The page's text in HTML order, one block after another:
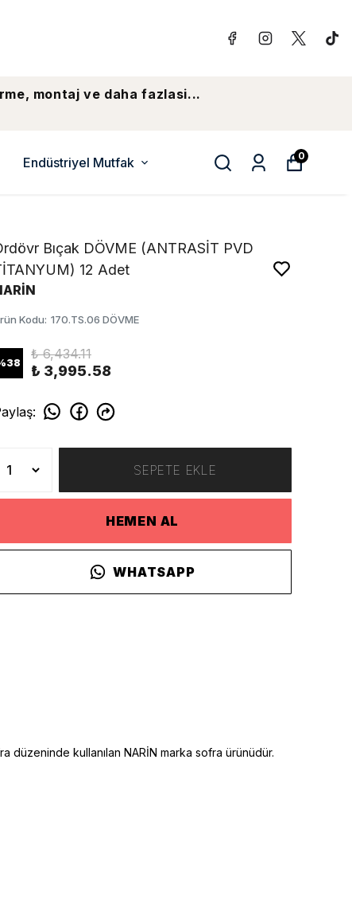
montaj ve daha fazlasi...
Endüstriyel Mutfak 0
Bıçak DÖVME (ANTRASİT PVD
12 Adet
Kodu: 170.TS.06 DÖVME
38
₺ 6,434.11
₺ 3,995.58
:
SEPETE EKLE
HEMEN AL
WHATSAPP
düzeninde kullanılan NARİN marka sofra ürünüdür.